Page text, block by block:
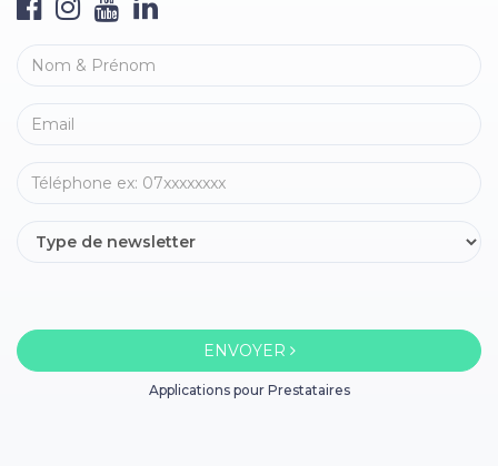
ENVOYER
Applications pour Prestataires